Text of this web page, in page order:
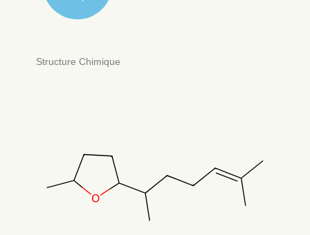
Structure Chimique